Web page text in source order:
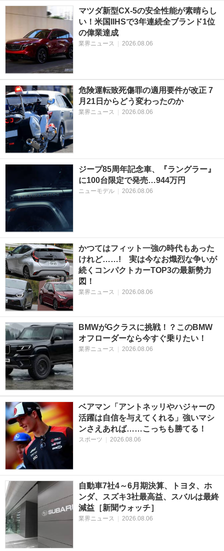
マツダ新型CX-5の安全性能が素晴らし
い！米国IIHSで3年連続全ブランド1位
の偉業達成
業界ニュース | 2026.08.06
危険運転致死傷罪の適用要件が改正 7
月21日からどう変わったのか
業界ニュース | 2026.08.06
ジープ85周年記念車、『ラングラー』
に100台限定で発売…944万円
ニューモデル | 2026.08.06
かつてはフィット一強の時代もあった
けれど……! 実は今なお熾烈な争いが
続くコンパクトカーTOP3の最新勢力
図！
業界ニュース | 2026.08.06
BMWがGクラスに挑戦！？このBMW
オフローダーなら今すぐ乗りたい！
業界ニュース | 2026.08.06
ベアマン「アントネッリやハジャーの
活躍は自信を与えてくれる」強いマシ
ンさえあれば……こっちも勝てる！
スポーツ | 2026.08.06
自動車7社4～6月期決算、トヨタ、ホ
ンダ、スズキ3社最高益、スバルは最終
減益［新聞ウォッチ］
業界ニュース | 2026.08.06